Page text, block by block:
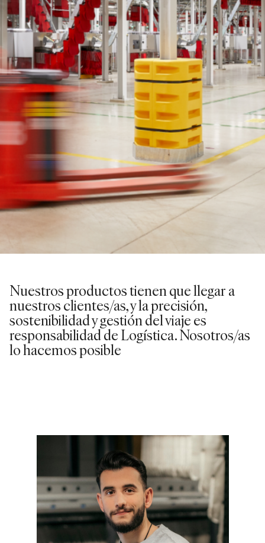
Nuestros productos tienen que llegar a
nuestros clientes/as, y la precisión,
sostenibilidad y gestión del viaje es
responsabilidad de Logística. Nosotros/as
lo hacemos posible